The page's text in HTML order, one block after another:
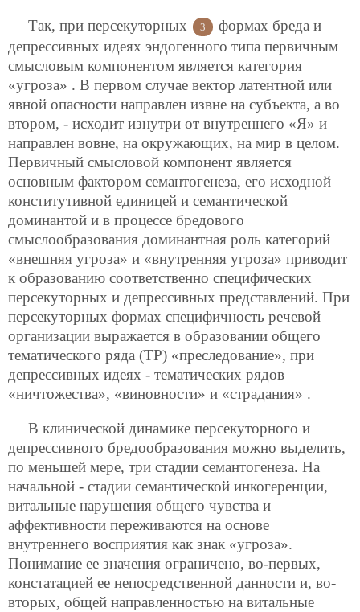
Так, при персекуторных 3
формах бреда и
депрессивных идеях эндогенного типа первичным
смысловым компонентом является категория
«угроза» . В первом случае вектор латентной или
явной опасности направлен извне на субъекта, а во
втором, - исходит изнутри от внутреннего «Я» и
направлен вовне, на окружающих, на мир в целом.
Первичный смысловой компонент является
основным фактором семантогенеза, его исходной
конститутивной единицей и семантической
доминантой и в процессе бредового
смыслообразования доминантная роль категорий
«внешняя угроза» и «внутренняя угроза» приводит
к образованию соответственно специфических
персекуторных и депрессивных представлений. При
персекуторных формах специфичность речевой
организации выражается в образовании общего
тематического ряда (ТР) «преследование», при
депрессивных идеях - тематических рядов
«ничтожества», «виновности» и «страдания» .
В клинической динамике персекуторного и
депрессивного бредообразования можно выделить,
по меньшей мере, три стадии семантогенеза. На
начальной - стадии семантической инкогеренции,
витальные нарушения общего чувства и
аффективности переживаются на основе
внутреннего восприятия как знак «угроза».
Понимание ее значения ограничено, во-первых,
констатацией ее непосредственной данности и, во-
вторых, общей направленностью на витальные